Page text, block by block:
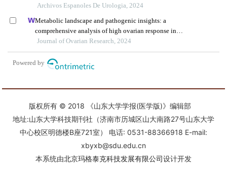
版权所有 © 2018 《山东大学学报(医学版)》编辑部
地址:山东大学科技期刊社（济南市历城区山大南路27号山东大学
中心校区明德楼B座721室） 电话: 0531-88366918 E-mail:
xbyxb@sdu.edu.cn
本系统由北京玛格泰克科技发展有限公司设计开发